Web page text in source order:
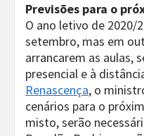
Previsões para o
O ano letivo de 2020/
setembro, mas em
arrancarem as aulas,
presencial e à
Renascença, o
cenários para o
misto, serão